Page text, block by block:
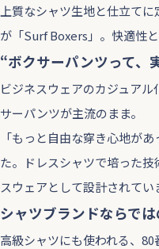
上質なシャツ生地と仕立て
が「Surf Boxers」。快適性
“ボクサーパンツって
ビジネスウェアのカジュア
サーパンツが主流のまま。
「もっと自由な穿き心地が
た。ドレスシャツで培った
スウェアとして設計されてい
シャツブランドならで
高級シャツにも使われる、